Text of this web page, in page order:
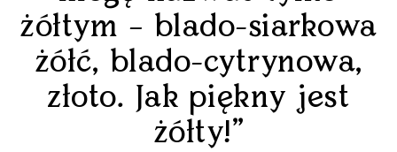
żółtym – blado-siarkowa
żółć, blado-cytrynowa,
złoto. Jak piękny jest
żółty!”